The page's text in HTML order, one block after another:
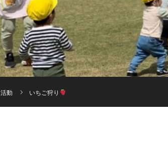
活動 いちご狩り